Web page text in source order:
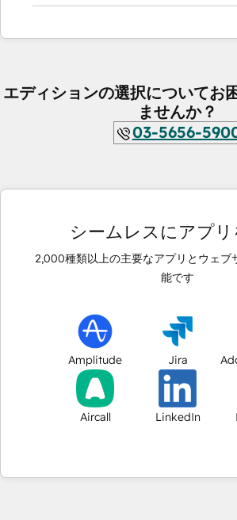
エディションの選択についてお
ませんか？
03-5656-
シームレスにアプ
2,000種類以上の主要なアプリとウェブ
能です
Amplitude Jira
Aircall LinkedIn